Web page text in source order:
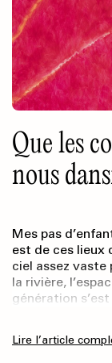
Que les
nous
Mes pas
est de ces lieux
ciel assez
la rivière,
génération
Art déco, résiste
Lire l’article